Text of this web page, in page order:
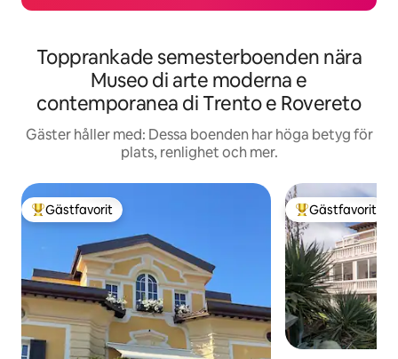
Topprankade semesterboenden nära
Museo di arte moderna e
contemporanea di Trento e Rovereto
Gäster håller med: Dessa boenden har höga betyg för
plats, renlighet och mer.
Populär gästfavorit
Gästfavorit Populär
Gästfavorit